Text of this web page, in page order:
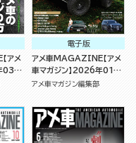
アメ
03月
電子版
アメ車MAGAZINE【アメ
車マガジン】2026年01月
号
アメ車マガジン編集部